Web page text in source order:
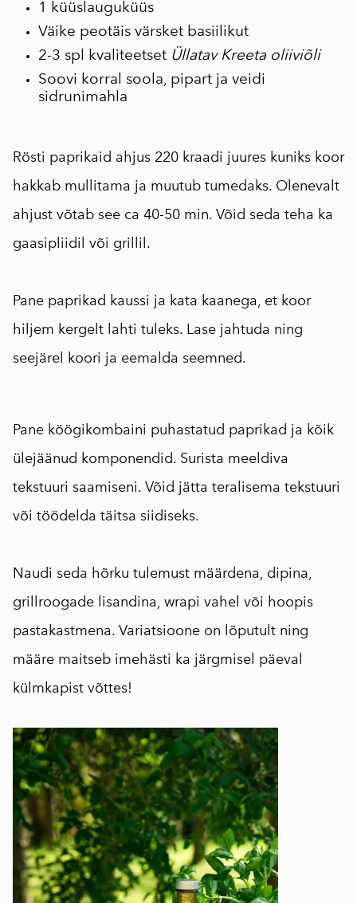
1 küüslauguküüs
Väike peotäis värsket basiilikut
2-3 spl kvaliteetset Üllatav Kreeta oliiviõli
Soovi korral soola, pipart ja veidi
sidrunimahla
Rösti paprikaid ahjus 220 kraadi juures kuniks koor
hakkab mullitama ja muutub tumedaks. Olenevalt
ahjust võtab see ca 40-50 min. Võid seda teha ka
gaasipliidil või grillil.
Pane paprikad kaussi ja kata kaanega, et koor
hiljem kergelt lahti tuleks. Lase jahtuda ning
seejärel koori ja eemalda seemned.
Pane köögikombaini puhastatud paprikad ja kõik
ülejäänud komponendid. Surista meeldiva
tekstuuri saamiseni. Võid jätta teralisema tekstuuri
või töödelda täitsa siidiseks.
Naudi seda hõrku tulemust määrdena, dipina,
grillroogade lisandina, wrapi vahel või hoopis
pastakastmena. Variatsioone on lõputult ning
määre maitseb imehästi ka järgmisel päeval
külmkapist võttes!